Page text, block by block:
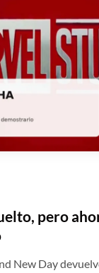
pero
New Day